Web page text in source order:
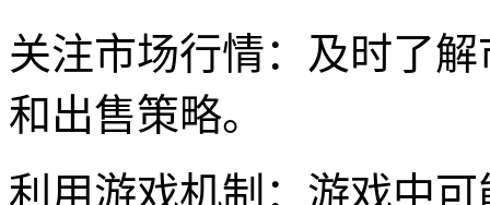
关注市场行情：及时了
和出售策略。
利用游戏机制：游戏中